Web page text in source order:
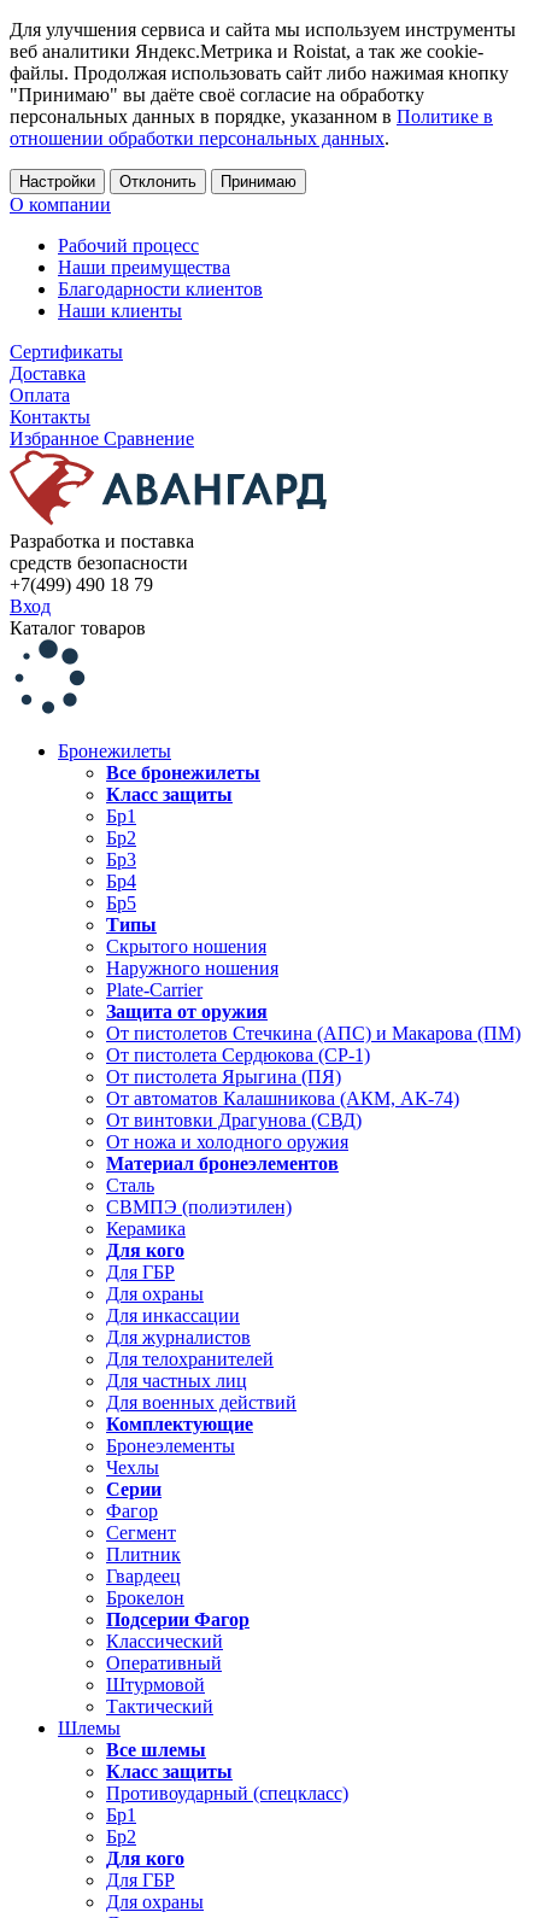
Для улучшения сервиса и сайта мы используем инструменты
веб аналитики Яндекс.Метрика и Roistat, а так же cookie-
файлы. Продолжая использовать сайт либо нажимая кнопку
"Принимаю" вы даёте своё согласие на обработку
персональных данных в порядке, указанном в Политике в
отношении обработки персональных данных.
Настройки Отклонить Принимаю
О компании
Рабочий процесс
Наши преимущества
Благодарности клиентов
Наши клиенты
Сертификаты
Доставка
Оплата
Контакты
Избранное Сравнение
Разработка и поставка
средств безопасности
+7(499) 490 18 79
Вход
Каталог товаров
Бронежилеты
Все бронежилеты
Класс защиты
Бр1
Бр2
Бр3
Бр4
Бр5
Типы
Скрытого ношения
Наружного ношения
Plate-Carrier
Защита от оружия
От пистолетов Стечкина (АПС) и Макарова (ПМ)
От пистолета Сердюкова (СР-1)
От пистолета Ярыгина (ПЯ)
От автоматов Калашникова (АКМ, АК-74)
От винтовки Драгунова (СВД)
От ножа и холодного оружия
Материал бронеэлементов
Сталь
СВМПЭ (полиэтилен)
Керамика
Для кого
Для ГБР
Для охраны
Для инкассации
Для журналистов
Для телохранителей
Для частных лиц
Для военных действий
Комплектующие
Бронеэлементы
Чехлы
Серии
Фагор
Сегмент
Плитник
Гвардеец
Брокелон
Подсерии Фагор
Классический
Оперативный
Штурмовой
Тактический
Шлемы
Все шлемы
Класс защиты
Противоударный (спецкласс)
Бр1
Бр2
Для кого
Для ГБР
Для охраны